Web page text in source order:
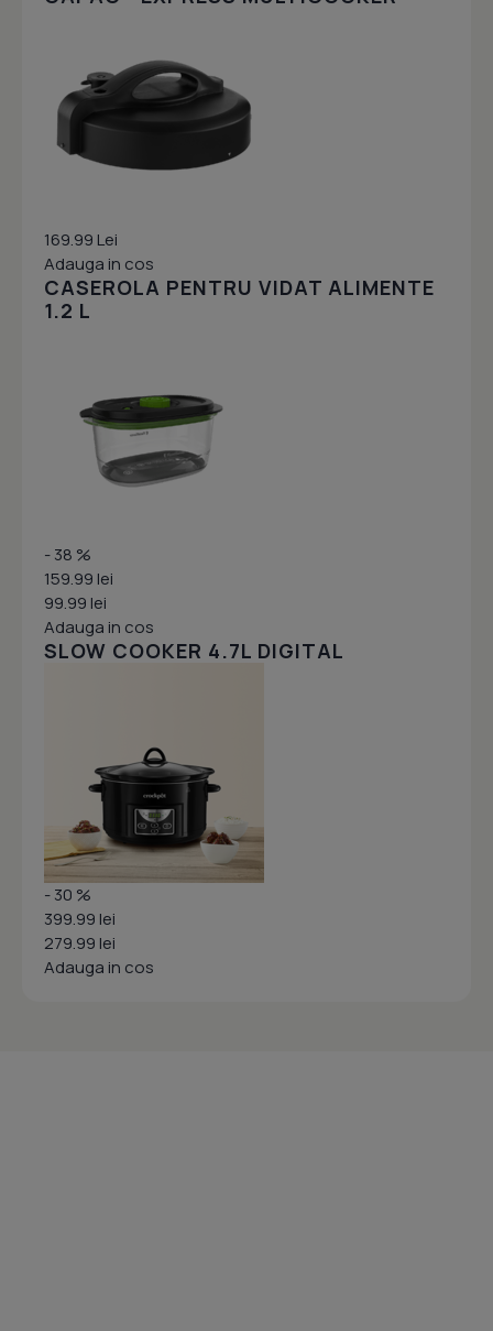
169.99 Lei
Adauga in cos
CASEROLA PENTRU VIDAT ALIMENTE
1.2 L
- 38 %
159.99 lei
99.99 lei
Adauga in cos
SLOW COOKER 4.7L DIGITAL
- 30 %
399.99 lei
279.99 lei
Adauga in cos